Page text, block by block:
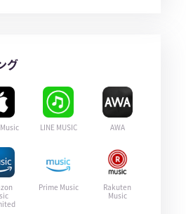
グ
LINE MUSIC AWA
Prime Music
Rakuten
Music